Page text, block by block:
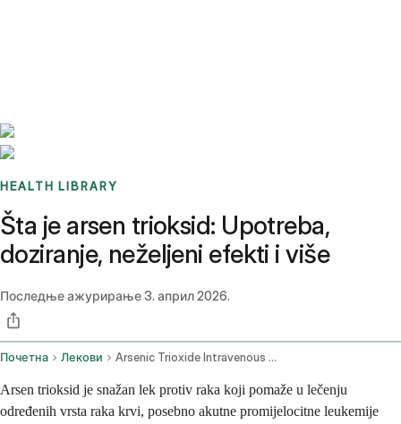
HEALTH LIBRARY
Šta je arsen trioksid: Upotreba,
doziranje, neželjeni efekti i više
Последње ажурирање3. април 2026.
Почетна Лекови Arsenic Trioxide Intravenous Route
Arsen trioksid je snažan lek protiv raka koji pomaže u lečenju
određenih vrsta raka krvi, posebno akutne promijelocitne leukemije